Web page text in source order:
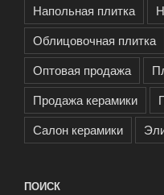
Напольная плитка
Облицовочная плитка
Оптовая продажа
Продажа керамики
Салон керамики
ПОИСК